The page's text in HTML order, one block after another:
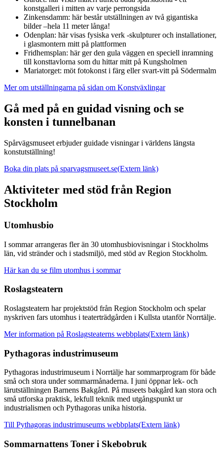
konstgalleri i mitten av varje perrongsida
Zinkensdamm: här består utställningen av två gigantiska
bilder –hela 11 meter långa!
Odenplan: här visas fysiska verk -skulpturer och installationer,
i glasmontern mitt på plattformen
Fridhemsplan: här ger den gula väggen en speciell inramning
till konsttavlorna som du hittar mitt på Kungsholmen
Mariatorget: möt fotokonst i färg eller svart-vitt på Södermalm
Mer om utställningarna på sidan om Konstväxlingar
Gå med på en guidad visning och se
konsten i tunnelbanan
Spårvägsmuseet erbjuder guidade visningar i världens längsta
konstutställning!
Boka din plats på sparvagsmuseet.se(Extern länk)
Aktiviteter med stöd från Region
Stockholm
Utomhusbio
I sommar arrangeras fler än 30 utomhusbiovisningar i Stockholms
län, vid stränder och i stadsmiljö, med stöd av Region Stockholm.
Här kan du se film utomhus i sommar
Roslagsteatern
Roslagsteatern har projektstöd från Region Stockholm och spelar
nyskriven fars utomhus i teaterträdgården i Kullsta utanför Norrtälje.
Mer information på Roslagsteaterns webbplats(Extern länk)
Pythagoras industrimuseum
Pythagoras industrimuseum i Norrtälje har sommarprogram för både
små och stora under sommarmånaderna. I juni öppnar lek- och
lärutställningen Barnens Bakgård. På museets bakgård kan stora och
små utforska praktisk, lekfull teknik med utgångspunkt ur
industrialismen och Pythagoras unika historia.
Till Pythagoras industrimuseums webbplats(Extern länk)
Sommarnattens Toner i Skebobruk